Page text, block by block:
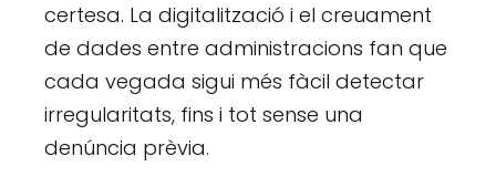
certesa. La digitalització i el creuament
de dades entre administracions fan que
cada vegada sigui més fàcil detectar
irregularitats, fins i tot sense una
denúncia prèvia.